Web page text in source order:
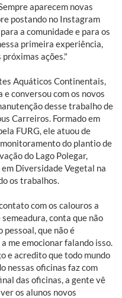
aparecem novas
postando no Instagram
a comunidade e para os
primeira experiência,
ações."
Aquáticos Continentais,
conversou com os novos
desse trabalho de
Carreiros. Formado em
FURG, ele atuou de
do plantio de
do Lago Polegar,
Diversidade Vegetal na
os trabalhos.
com os calouros a
conta que não
que não é
me emocionar falando isso.
e acredito que todo mundo
nessas oficinas faz com
das oficinas, a gente vê
os alunos novos